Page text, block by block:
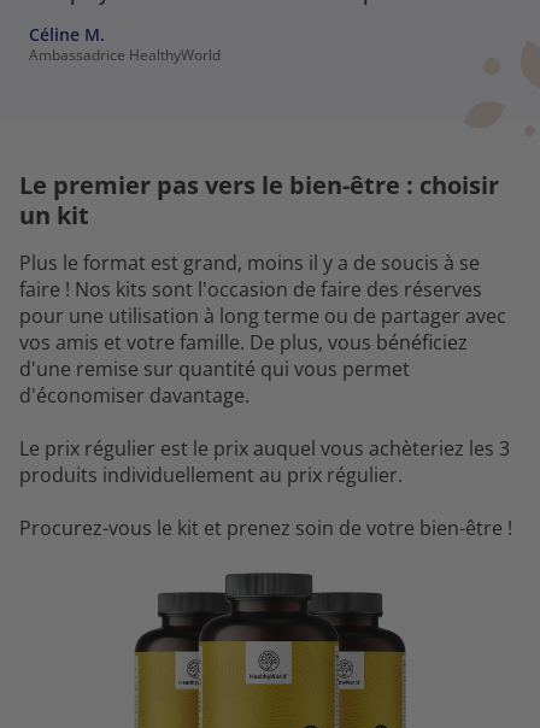
Céline M.
Ambassadrice HealthyWorld
Le premier pas vers le bien-être : choisir
un kit
Plus le format est grand, moins il y a de soucis à se
faire ! Nos kits sont l'occasion de faire des réserves
pour une utilisation à long terme ou de partager avec
vos amis et votre famille. De plus, vous bénéficiez
d'une remise sur quantité qui vous permet
d'économiser davantage.
Le prix régulier est le prix auquel vous achèteriez les 3
produits individuellement au prix régulier.
Procurez-vous le kit et prenez soin de votre bien-être !